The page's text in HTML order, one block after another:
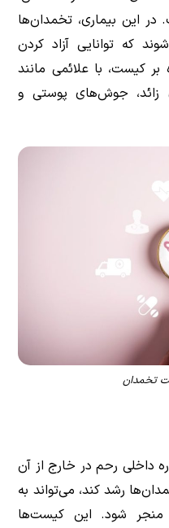
این بیماری، تخمدان‌ها
که توانایی آزاد کردن
کیست، با علائمی مانند
زائد، جوش‌های پوستی و
تخمدان
داخلی رحم در خارج از آن
رشد کند، می‌تواند به
منجر شود. این کیست‌ها